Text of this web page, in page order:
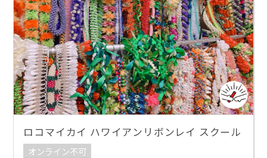
ロコマイカイ ハワイアンリボンレイ スクール
オンライン不可